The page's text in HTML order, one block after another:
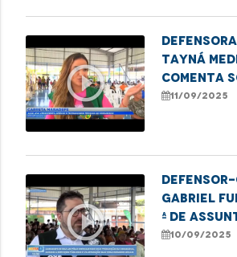
mercado
play_circle_outline
Tayná
comenta
da Carreta
11/09/2025
play_circle_outline
Gabriel
ª de
10/09/2025